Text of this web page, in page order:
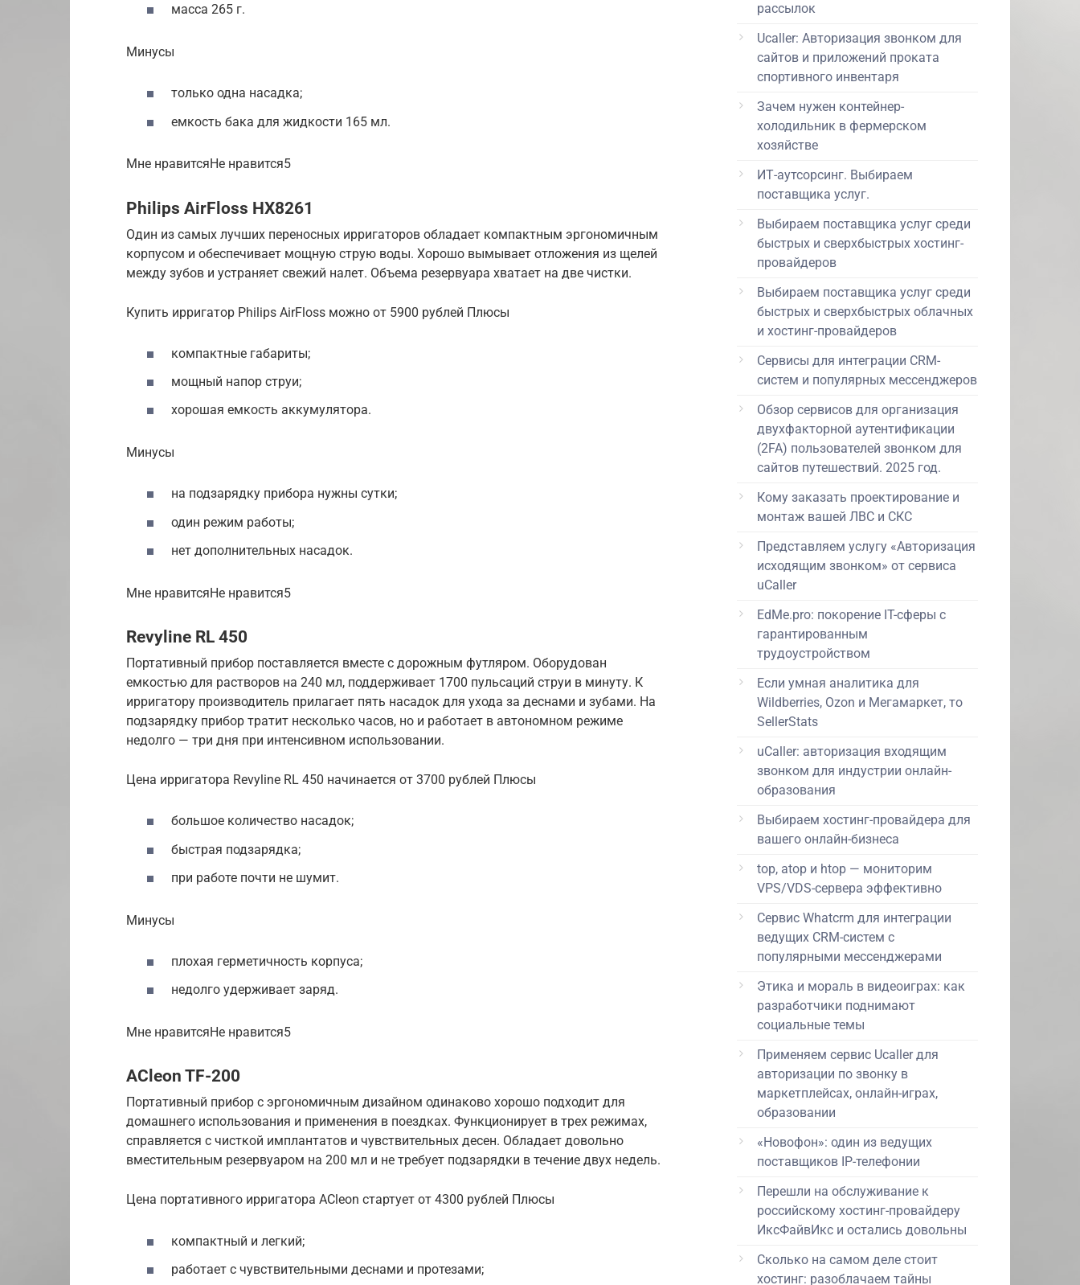
масса 265 г.
Минусы
только одна насадка;
емкость бака для жидкости 165 мл.
Мне нравитсяНе нравится5
Philips AirFloss HX8261
Один из самых лучших переносных ирригаторов обладает компактным эргономичным
корпусом и обеспечивает мощную струю воды. Хорошо вымывает отложения из щелей
между зубов и устраняет свежий налет. Объема резервуара хватает на две чистки.
Купить ирригатор Philips AirFloss можно от 5900 рублей Плюсы
компактные габариты;
мощный напор струи;
хорошая емкость аккумулятора.
Минусы
на подзарядку прибора нужны сутки;
один режим работы;
нет дополнительных насадок.
Мне нравитсяНе нравится5
Revyline RL 450
Портативный прибор поставляется вместе с дорожным футляром. Оборудован
емкостью для растворов на 240 мл, поддерживает 1700 пульсаций струи в минуту. К
ирригатору производитель прилагает пять насадок для ухода за деснами и зубами. На
подзарядку прибор тратит несколько часов, но и работает в автономном режиме
недолго — три дня при интенсивном использовании.
Цена ирригатора Revyline RL 450 начинается от 3700 рублей Плюсы
большое количество насадок;
быстрая подзарядка;
при работе почти не шумит.
Минусы
плохая герметичность корпуса;
недолго удерживает заряд.
Мне нравитсяНе нравится5
ACleon TF-200
Портативный прибор с эргономичным дизайном одинаково хорошо подходит для
домашнего использования и применения в поездках. Функционирует в трех режимах,
справляется с чисткой имплантатов и чувствительных десен. Обладает довольно
вместительным резервуаром на 200 мл и не требует подзарядки в течение двух недель.
Цена портативного ирригатора ACleon стартует от 4300 рублей Плюсы
компактный и легкий;
работает с чувствительными деснами и протезами;
рассылок
Ucaller: Авторизация звонком для
сайтов и приложений проката
спортивного инвентаря
Зачем нужен контейнер-
холодильник в фермерском
хозяйстве
ИТ-аутсорсинг. Выбираем
поставщика услуг.
Выбираем поставщика услуг среди
быстрых и сверхбыстрых хостинг-
провайдеров
Выбираем поставщика услуг среди
быстрых и сверхбыстрых облачных
и хостинг-провайдеров
Сервисы для интеграции CRM-
систем и популярных мессенджеров
Обзор сервисов для организация
двухфакторной аутентификации
(2FA) пользователей звонком для
сайтов путешествий. 2025 год.
Кому заказать проектирование и
монтаж вашей ЛВС и СКС
Представляем услугу «Авторизация
исходящим звонком» от сервиса
uCaller
EdMe.pro: покорение IT-сферы с
гарантированным
трудоустройством
Если умная аналитика для
Wildberries, Ozon и Мегамаркет, то
SellerStats
uCaller: авторизация входящим
звонком для индустрии онлайн-
образования
Выбираем хостинг-провайдера для
вашего онлайн-бизнеса
top, atop и htop — мониторим
VPS/VDS-сервера эффективно
Сервис Whatcrm для интеграции
ведущих CRM-систем с
популярными мессенджерами
Этика и мораль в видеоиграх: как
разработчики поднимают
социальные темы
Применяем сервис Ucaller для
авторизации по звонку в
маркетплейсах, онлайн-играх,
образовании
«Новофон»: один из ведущих
поставщиков IP-телефонии
Перешли на обслуживание к
российскому хостинг-провайдеру
ИксФайвИкс и остались довольны
Сколько на самом деле стоит
хостинг: разоблачаем тайны